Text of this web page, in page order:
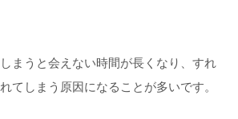
まうと会えない時間が長くなり、すれ
てしまう原因になることが多いです。